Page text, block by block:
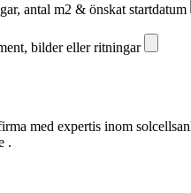
antal m2 & önskat startdatum
bilder eller ritningar
med expertis inom
.